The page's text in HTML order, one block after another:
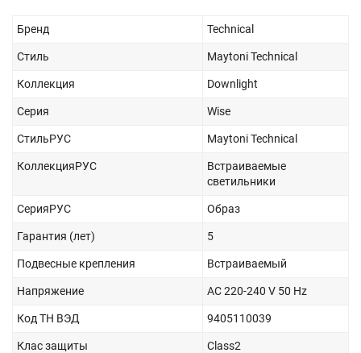
Бренд Technical
Стиль Maytoni Technical
Коллекция Downlight
Серия Wise
СтильРУС Maytoni Technical
КоллекцияРУС
Встраиваемые
светильники
СерияРУС Образ
Гарантия (лет) 5
Подвесные крепления Встраиваемый
Напряжение AC 220-240 V 50 Hz
Код ТН ВЭД 9405110039
Клас защиты Class2